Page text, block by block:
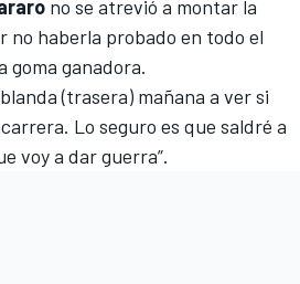
no se atrevió a montar la
no haberla probado en todo el
goma ganadora.
(trasera) mañana a ver si
Lo seguro es que saldré a
voy a dar guerra”.